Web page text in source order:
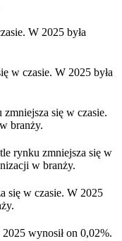
W 2025 była
w czasie. W 2025 była
zmniejsza się w czasie.
branży.
rynku zmniejsza się w
w branży.
się w czasie. W 2025
wynosił on 0,02%.